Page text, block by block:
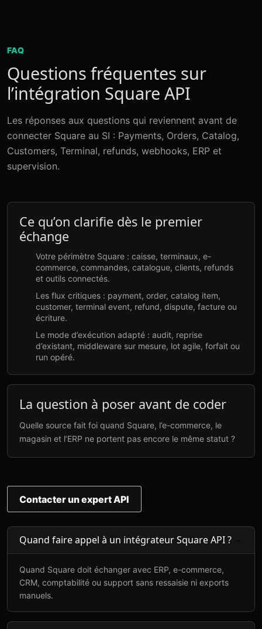
FAQ
Questions fréquentes sur
l’intégration Square API
Les réponses aux questions qui reviennent avant de
connecter Square au SI : Payments, Orders, Catalog,
Customers, Terminal, refunds, webhooks, ERP et
supervision.
Ce qu’on clarifie dès le premier
échange
Votre périmètre Square : caisse, terminaux, e-
commerce, commandes, catalogue, clients, refunds
et outils connectés.
Les flux critiques : payment, order, catalog item,
customer, terminal event, refund, dispute, facture ou
écriture.
Le mode d’exécution adapté : audit, reprise
d’existant, middleware sur mesure, lot agile, forfait ou
run opéré.
La question à poser avant de coder
Quelle source fait foi quand Square, l’e-commerce, le
magasin et l’ERP ne portent pas encore le même statut ?
Contacter un expert API
Quand faire appel à un intégrateur Square API ?
Quand Square doit échanger avec ERP, e-commerce,
CRM, comptabilité ou support sans ressaisie ni exports
manuels.